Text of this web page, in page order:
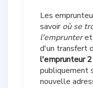
Les
savoiroù se
l'emprunteret
d'un transfert
l'emprunteur 2
publiquement
nouvelle